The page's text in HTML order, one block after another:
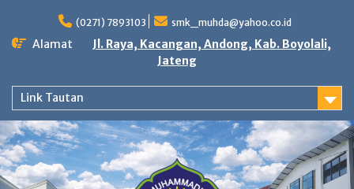
content
(0271) 7893103 smk_muhda@yahoo.co.id
Alamat
Jl. Raya, Kacangan, Andong, Kab. Boyolali,
Jateng
Link Tautan